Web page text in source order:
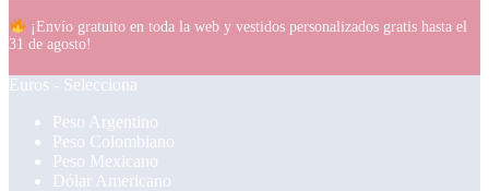
¡Envío gratuito en toda la web y vestidos personalizados gratis hasta el
31 de agosto!
Euros - Selecciona
Peso Argentino
Peso Colombiano
Peso Mexicano
Dólar Americano